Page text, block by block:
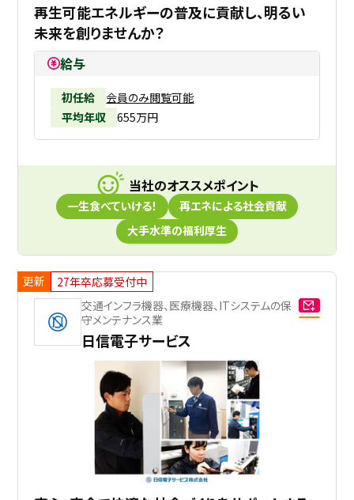
再生可能エネルギーの普及に貢献し、明るい
未来を創りませんか？
給与
初任給
会員のみ閲覧可能
平均年収
655万円
当社のオススメポイント
一生食べていける！
再エネによる社会貢献
大手水準の福利厚生
更新
27年卒応募受付中
交通インフラ機器、医療機器、ITシステムの保
守メンテナンス業
日信電子サービス